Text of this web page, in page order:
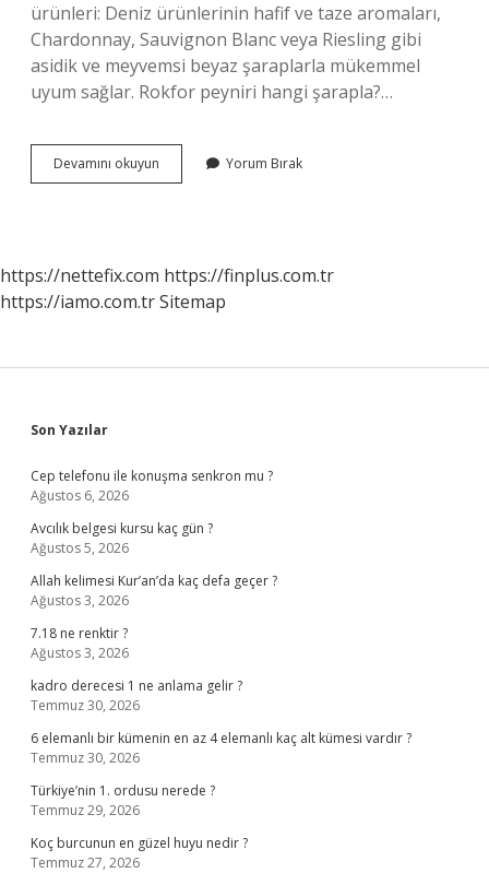
ürünleri: Deniz ürünlerinin hafif ve taze aromaları,
Chardonnay, Sauvignon Blanc veya Riesling gibi
asidik ve meyvemsi beyaz şaraplarla mükemmel
uyum sağlar. Rokfor peyniri hangi şarapla?…
Devamını okuyun
Şarapla
Yorum Bırak
https://nettefix.com https://finplus.com.tr
https://iamo.com.trSitemap
Sidebar
Son Yazılar
Cep telefonu ile konuşma senkron mu ?
Ağustos 6, 2026
Avcılık belgesi kursu kaç gün ?
Ağustos 5, 2026
Allah kelimesi Kur’an’da kaç defa geçer ?
Ağustos 3, 2026
7.18 ne renktir ?
Ağustos 3, 2026
kadro derecesi 1 ne anlama gelir ?
Temmuz 30, 2026
6 elemanlı bir kümenin en az 4 elemanlı kaç alt kümesi vardır ?
Temmuz 30, 2026
Türkiye’nin 1. ordusu nerede ?
Temmuz 29, 2026
Koç burcunun en güzel huyu nedir ?
Temmuz 27, 2026